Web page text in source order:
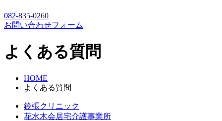
082-835-0260
お問い合わせフォーム
よくある質問
HOME
よくある質問
鈴張クリニック
花水木会居宅介護事業所